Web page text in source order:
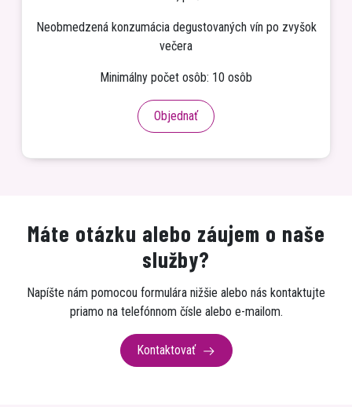
Neobmedzená konzumácia degustovaných vín po zvyšok
večera
Minimálny počet osôb: 10 osôb
Objednať
Máte otázku alebo záujem o naše
služby?
Napíšte nám pomocou formulára nižšie alebo nás kontaktujte
priamo na telefónnom čísle alebo e-mailom.
Kontaktovať